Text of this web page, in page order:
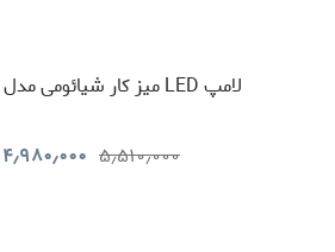
لامپ LED میز کار شیائومی مدل BHR7863CN
۵٫۵۱۰٫۰۰۰ ۴٫۹۸۰٫۰۰۰